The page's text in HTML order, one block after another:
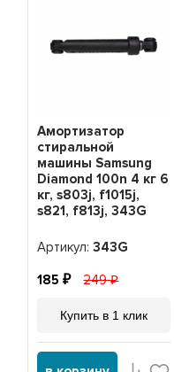
Амортизатор
стиральной
машины Samsung
Diamond 100n 4 кг 6
кг, s803j, f1015j,
s821, f813j, 343G
Артикул:343G
185 249
Купить в 1 клик